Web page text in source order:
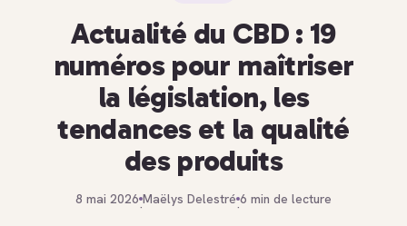
Spiritualité
Développement personnel
Actualité du CBD : 19
numéros pour maîtriser
la législation, les
tendances et la qualité
des produits
8 mai 2026
·
Maëlys Delestré
·
6 min de lecture